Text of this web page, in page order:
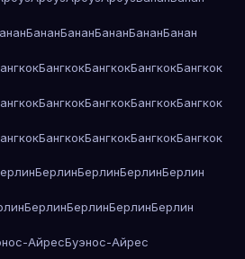
БананБананБананБананБанан
БангкокБангкокБангкокБангкок
БангкокБангкокБангкокБангкок
БангкокБангкокБангкокБангкок
БерлинБерлинБерлинБерлин
БерлинБерлинБерлинБерлин
АйресБуэнос-Айрес